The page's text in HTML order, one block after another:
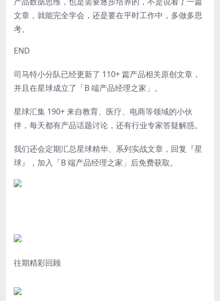
文章，就能完全学会，还是要在平时工作中，多做多思
考。
END
司马特小分队已经更新了 110+ 篇产品相关原创文章，
并且在星球成立了「B 端产品经理之家」。
星球汇集 190+来自教育、医疗、电商等领域的小伙
伴，每天都有产品话题讨论，还有行业专家答疑解惑。
我们还会定期汇总星球精华、系列实战文章，回复『星
球』，加入「B 端产品经理之家」后免费获取。
往期精彩回顾